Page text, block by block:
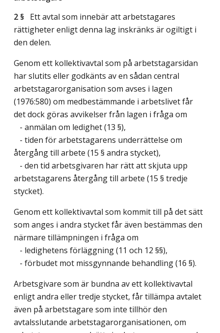
2 § Ett avtal som innebär att arbetstagares
rättigheter enligt denna lag inskränks är ogiltigt i
den delen.
Genom ett kollektivavtal som på arbetstagarsidan
har slutits eller godkänts av en sådan central
arbetstagarorganisation som avses i lagen
(1976:580) om medbestämmande i arbetslivet får
det dock göras avvikelser från lagen i fråga om
- anmälan om ledighet (13 §),
- tiden för arbetstagarens underrättelse om
återgång till arbete (15 § andra stycket),
- den tid arbetsgivaren har rätt att skjuta upp
arbetstagarens återgång till arbete (15 § tredje
stycket).
Genom ett kollektivavtal som kommit till på det sätt
som anges i andra stycket får även bestämmas den
närmare tillämpningen i fråga om
- ledighetens förläggning (11 och 12 §§),
- förbudet mot missgynnande behandling (16 §).
Arbetsgivare som är bundna av ett kollektivavtal
enligt andra eller tredje stycket, får tillämpa avtalet
även på arbetstagare som inte tillhör den
avtalsslutande arbetstagarorganisationen, om